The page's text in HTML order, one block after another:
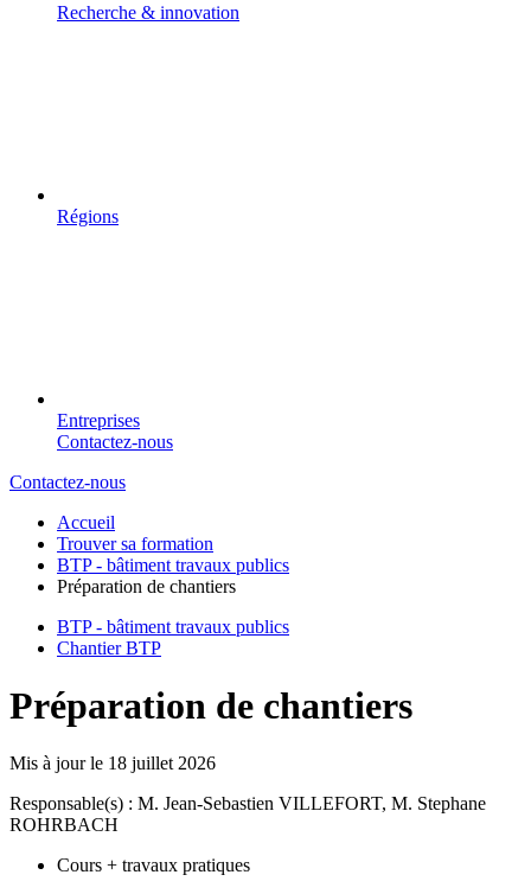
Recherche & innovation
Régions
Entreprises
Contactez-nous
Contactez-nous
Accueil
Trouver sa formation
BTP - bâtiment travaux publics
Préparation de chantiers
BTP - bâtiment travaux publics
Chantier BTP
Préparation de chantiers
Mis à jour le 18 juillet 2026
Responsable(s) : M. Jean-Sebastien VILLEFORT, M. Stephane
ROHRBACH
Cours + travaux pratiques